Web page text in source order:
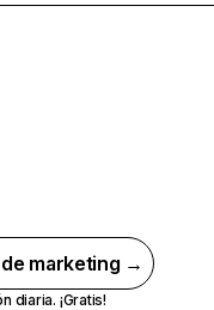
marketing →
diaria. ¡Gratis!